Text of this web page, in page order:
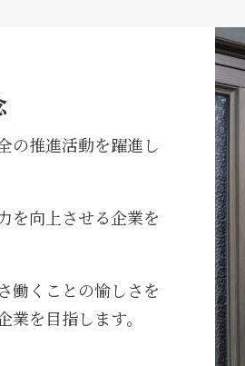
の推進活動を躍進し
を向上させる企業を
働くことの愉しさを
を目指します。